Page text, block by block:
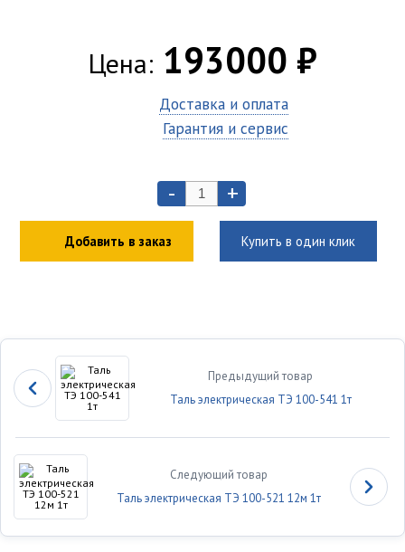
Цена: 193000 ₽
Доставка и оплата
Гарантия и сервис
- +
Добавить в заказ Купить в один клик
Предыдущий товар
Таль электрическая ТЭ 100-541 1т
Следующий товар
Таль электрическая ТЭ 100-521 12м 1т